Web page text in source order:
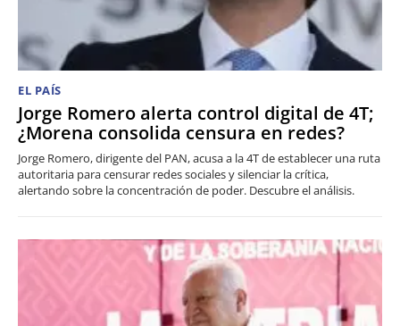
EL PAÍS
Jorge Romero alerta control digital de 4T;
¿Morena consolida censura en redes?
Jorge Romero, dirigente del PAN, acusa a la 4T de establecer una ruta
autoritaria para censurar redes sociales y silenciar la crítica,
alertando sobre la concentración de poder. Descubre el análisis.